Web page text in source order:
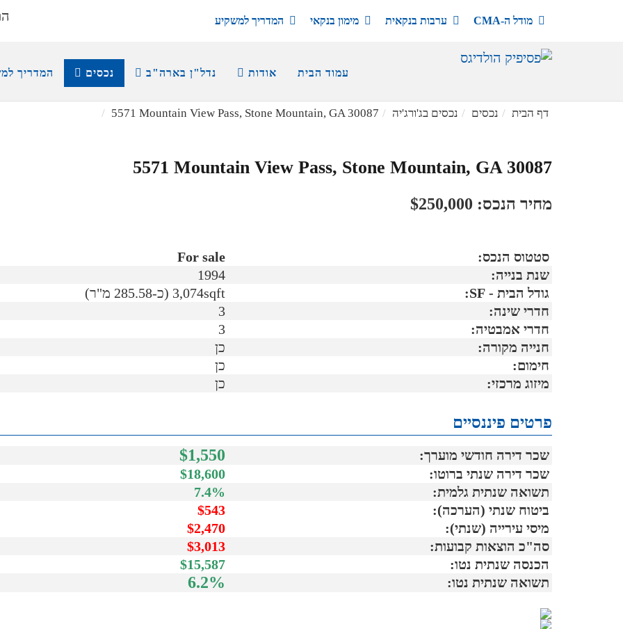
מודל ה-CMA ערבות בנקאית מימון בנקאי המדריך למשקיע
עמוד הבית אודות נדל"ן בארה"ב נכסים המדריך
דף הבית נכסים נכסים בג'ורג'יה 5571 Mountain View Pass, Stone Mountain, GA 30087
5571 Mountain View Pass, Stone Mountain, GA 30087
מחיר הנכס: $250,000
סטטוס הנכס:
For sale
שנת בנייה:
1994
גודל הבית - SF:
3,074sqft (כ-285.58 מ"ר)
חדרי שינה:
3
חדרי אמבטיה:
3
חנייה מקורה:
כן
חימום:
כן
מיזוג מרכזי:
כן
פרטים פיננסיים
שכר דירה חודשי מוערך: $1,550
שכר דירה שנתי ברוטו:
$18,600
תשואה שנתית גלמית:
7.4%
ביטוח שנתי (הערכה):
$543
מיסי עירייה (שנתי):
$2,470
סה"כ הוצאות קבועות:
$3,013
הכנסה שנתית נטו:
$15,587
תשואה שנתית נטו:
6.2%